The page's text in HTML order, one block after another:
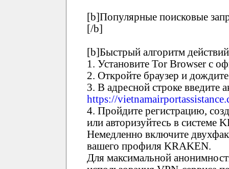
[b]Популярные поисковые
[/b]
[b]Быстрый алгоритм
1. Установите Tor Browser с
2. Откройте браузер и
3. В адресной строке введите
https://
4. Пройдите регистрацию,
или авторизуйтесь в системе
Немедленно включите
вашего профиля KRAKEN.
Для максимальной